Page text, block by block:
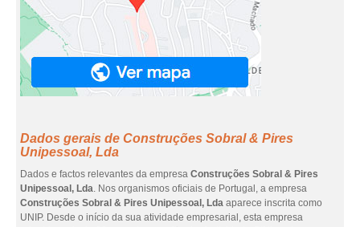
Dados gerais de Construções Sobral & Pires
Unipessoal, Lda
Dados e factos relevantes da empresa Construções Sobral & Pires
Unipessoal, Lda. Nos organismos oficiais de Portugal, a empresa
Construções Sobral & Pires Unipessoal, Lda aparece inscrita como
UNIP. Desde o início da sua atividade empresarial, esta empresa